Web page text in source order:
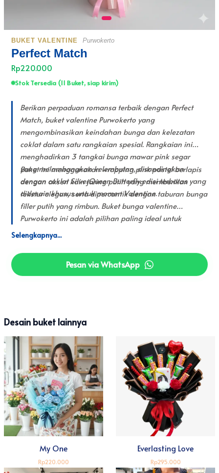
BUKET VALENTINE
Perfect Match
Purwokerto
Rp220.000
Stok Tersedia (11 Buket, siap kirim)
Berikan perpaduan romansa terbaik dengan Perfect
Match, buket valentine Purwokerto yang
mengombinasikan keindahan bunga dan kelezatan
coklat dalam satu rangkaian spesial. Rangkaian ini
menghadirkan 3 tangkai bunga mawar pink segar
yang melambangkan kelembutan, disandingkan
dengan coklat SilverQueen Butterfly edisi terbatas yang
didesain khusus untuk momen Valentine.
Buket ini menggunakan wrapping pink pastel berlapis
dengan aksen kain jaring putih yang memberikan
tekstur elegan, serta dipercantik dengan taburan bunga
filler putih yang rimbun. Buket bunga valentine
Purwokerto ini adalah pilihan paling ideal untuk
merayakan Hari Valentine (Valentine Day) bersama
pasangan tercinta.
Pesan via WhatsApp
Desain buket lainnya
My One
Rp220.000
Everlasting Love
Rp295.000